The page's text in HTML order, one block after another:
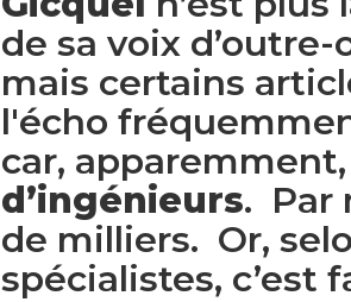
de sa voix
mais certains
l'écho
car, apparemment,
d’ingénieurs. Par
de milliers. Or,
spécialistes, c’est